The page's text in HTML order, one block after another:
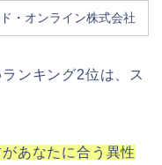
・オンライン株式会社
ンキング2位は、ス
あなたに合う異性